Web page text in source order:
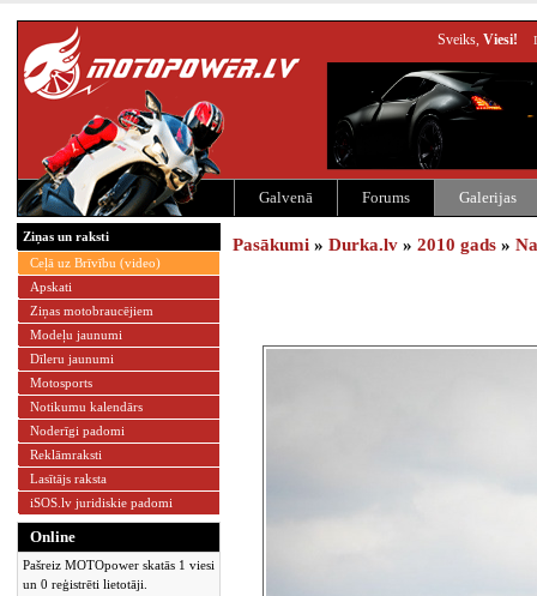
Sveiks, Viesi!
Galvenā Forums Galerijas
Ziņas un raksti
Ceļā uz Brīvību (video)
Apskati
Ziņas motobraucējiem
Modeļu jaunumi
Dīleru jaunumi
Motosports
Notikumu kalendārs
Noderīgi padomi
Reklāmraksti
Lasītājs raksta
iSOS.lv juridiskie padomi
Online
Pašreiz MOTOpower skatās 1 viesi
un 0 reģistrēti lietotāji.
Pasākumi » Durka.lv » 2010 gads »